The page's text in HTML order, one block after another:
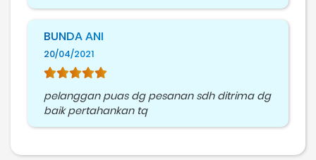
BUNDA ANI
20/04/2021
pelanggan puas dg pesanan sdh ditrima dg
baik pertahankan tq